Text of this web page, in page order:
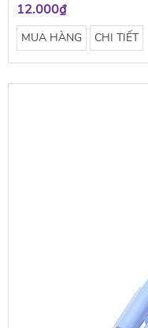
12.000₫
MUA HÀNG CHI TIẾT